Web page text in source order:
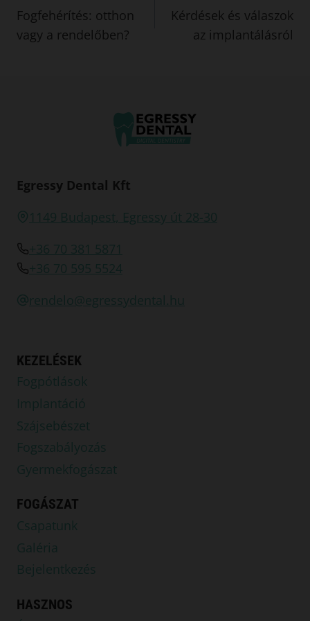
navigáció
Fogfehérítés: otthon
vagy a rendelőben?
Kérdések és válaszok
az implantálásról
Egressy Dental Kft
1149 Budapest, Egressy út 28-30
+36 70 381 5871
+36 70 595 5524
rendelo@egressydental.hu
KEZELÉSEK
Fogpótlások
Implantáció
Szájsebészet
Fogszabályozás
Gyermekfogászat
FOGÁSZAT
Csapatunk
Galéria
Bejelentkezés
HASZNOS